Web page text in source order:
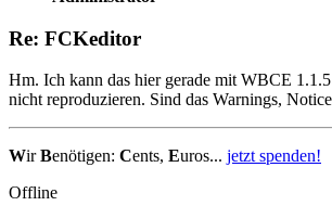
Re: FCKeditor
Hm. Ich kann das hier gerade mit WBCE
nicht reproduzieren. Sind das Warnings,
WirBenötigen: Cents, Euros... jetzt spenden!
Offline